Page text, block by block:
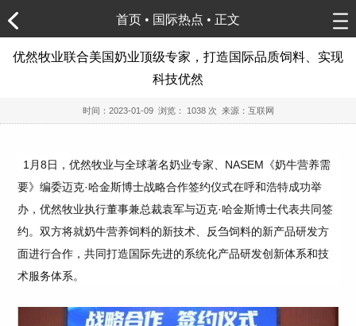
首页 • 国际热点 • 正文
优然牧业联合美国奶业顶级专家，打造国际品质饲料、实现
科技优然
时间： 2023-01-09浏览： 1038 次 来源：互联网
1月8日，优然牧业与全球著名奶业专家、NASEM《奶牛营养需
要》编委迈克·哈金斯博士战略合作签约仪式在呼和浩特成功举
办，优然牧业执行董事兼总裁袁军与迈克·哈金斯博士代表共同签
约。双方将就奶牛营养饲料的新技术、反刍饲料的新产品研发方
面进行合作，共同打造国际先进的系统化产品研发创新体系和技
术服务体系。